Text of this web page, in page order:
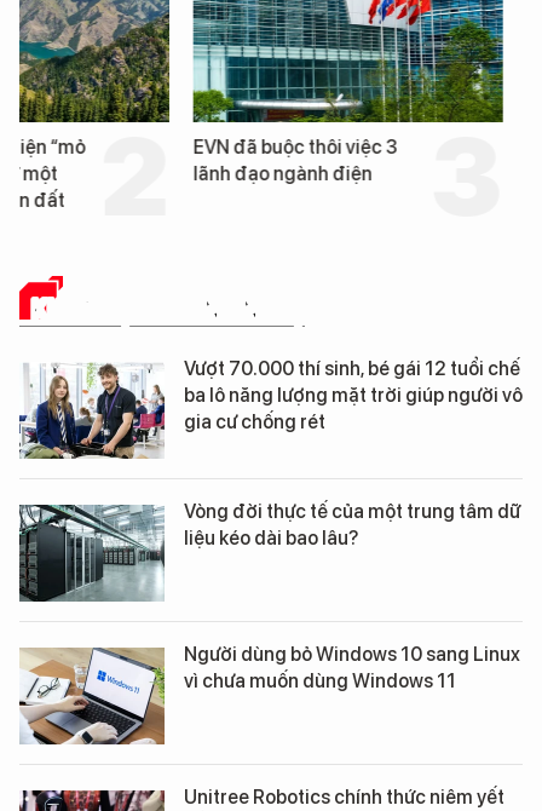
EVN đã buộc thôi việc 3
lãnh đạo ngành điện
Loạt dự án bất động
Đà Nẵng sắp bị kiểm
KHOA HỌC - CÔNG NGHỆ
Vượt 70.000 thí sinh, bé gái 12 tuổi chế
ba lô năng lượng mặt trời giúp người vô
gia cư chống rét
Vòng đời thực tế của một trung tâm dữ
liệu kéo dài bao lâu?
Người dùng bỏ Windows 10 sang Linux
vì chưa muốn dùng Windows 11
Unitree Robotics chính thức niêm yết